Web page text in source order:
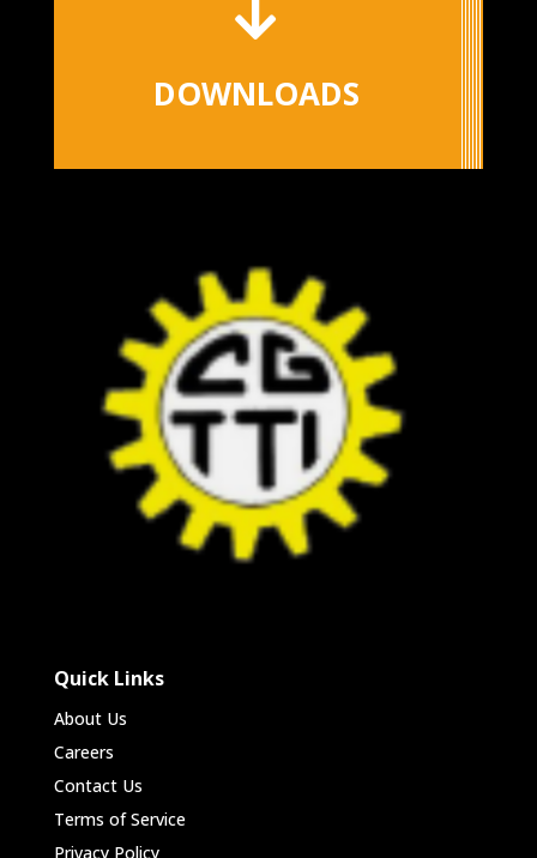

DOWNLOADS
Quick Links
About Us
Careers
Contact Us
Terms of Service
Privacy Policy